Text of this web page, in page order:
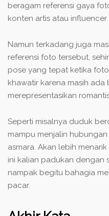
beragam referensi gaya
konten artis atau influencer
Namun terkadang juga
referensi foto tersebut,
pose yang tepat ketika
khawatir karena masih
merepresentasikan
Seperti misalnya duduk
mampu menjalin
asmara. Akan lebih
ini kalian padukan dengan
nampak begitu bahagia
pacar.